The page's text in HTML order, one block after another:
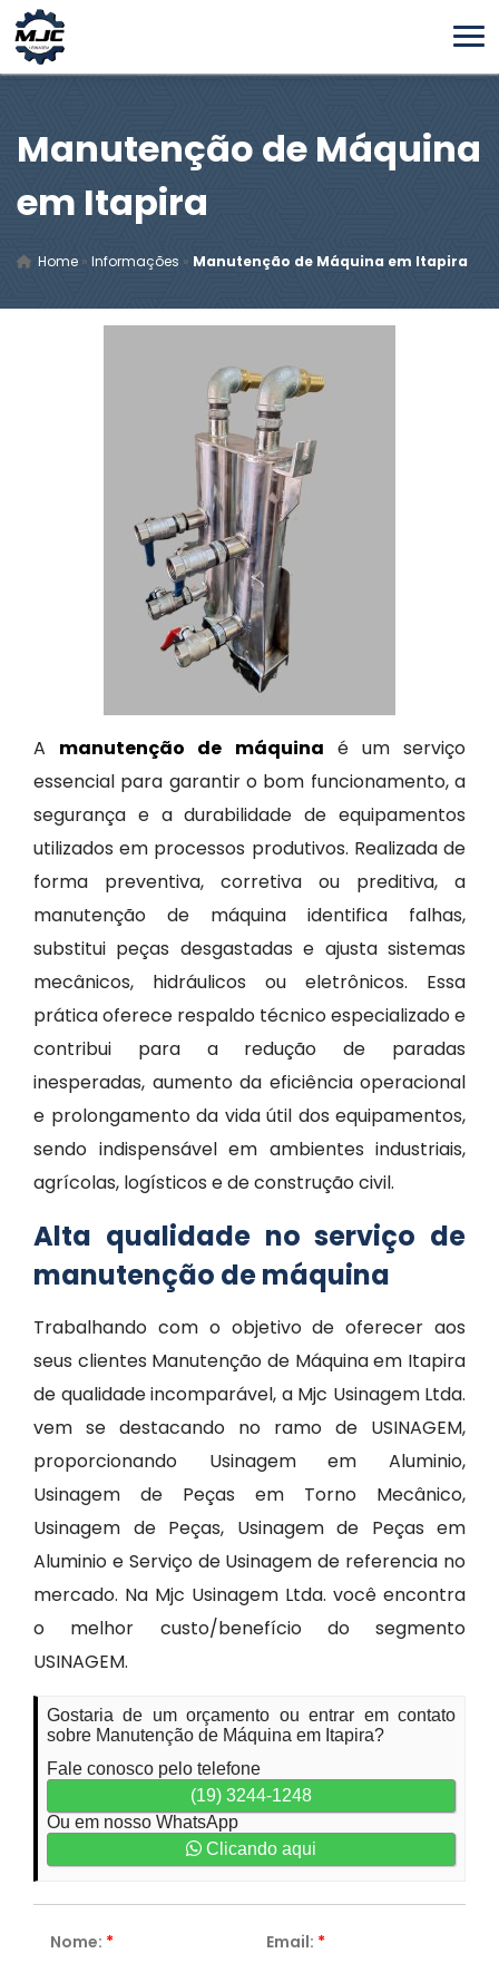
Manutenção de Máquina
em Itapira
Home » Informações » Manutenção de Máquina em Itapira
A manutenção de máquina é um serviço
essencial para garantir o bom funcionamento, a
segurança e a durabilidade de equipamentos
utilizados em processos produtivos. Realizada de
forma preventiva, corretiva ou preditiva, a
manutenção de máquina identifica falhas,
substitui peças desgastadas e ajusta sistemas
mecânicos, hidráulicos ou eletrônicos. Essa
prática oferece respaldo técnico especializado e
contribui para a redução de paradas
inesperadas, aumento da eficiência operacional
e prolongamento da vida útil dos equipamentos,
sendo indispensável em ambientes industriais,
agrícolas, logísticos e de construção civil.
Alta qualidade no serviço de
manutenção de máquina
Trabalhando com o objetivo de oferecer aos
seus clientes Manutenção de Máquina em Itapira
de qualidade incomparável, a Mjc Usinagem Ltda.
vem se destacando no ramo de USINAGEM,
proporcionando Usinagem em Aluminio,
Usinagem de Peças em Torno Mecânico,
Usinagem de Peças, Usinagem de Peças em
Aluminio e Serviço de Usinagem de referencia no
mercado. Na Mjc Usinagem Ltda. você encontra
o melhor custo/benefício do segmento
USINAGEM.
Gostaria de um orçamento ou entrar em contato
sobre Manutenção de Máquina em Itapira?
Fale conosco pelo telefone
(19) 3244-1248
Ou em nosso WhatsApp
Clicando aqui
Nome: * Email: *